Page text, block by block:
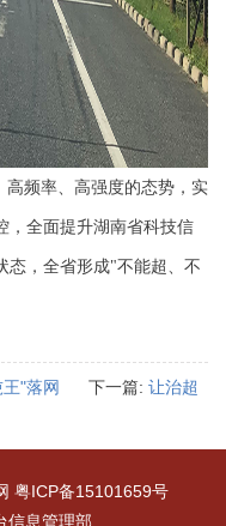
频率、高强度的态势，实
，全面提升湖南省科技信
态，全省形成"不能超、不
"落网 下一篇: 让治超
粤ICP备15101659号
信息管理部